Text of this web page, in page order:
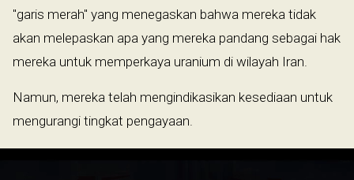
"garis merah" yang menegaskan bahwa mereka tidak
akan melepaskan apa yang mereka pandang sebagai hak
mereka untuk memperkaya uranium di wilayah Iran.
Namun, mereka telah mengindikasikan kesediaan untuk
mengurangi tingkat pengayaan.